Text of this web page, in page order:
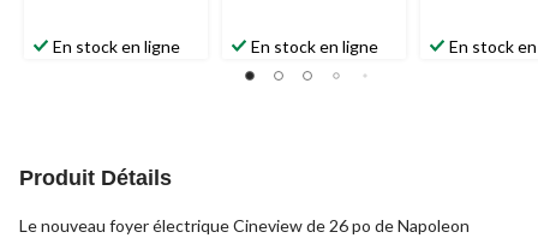
En stock en ligne En stock en ligne En stock
Produit Détails
Le nouveau foyer électrique Cineview de 26 po de Napoleon